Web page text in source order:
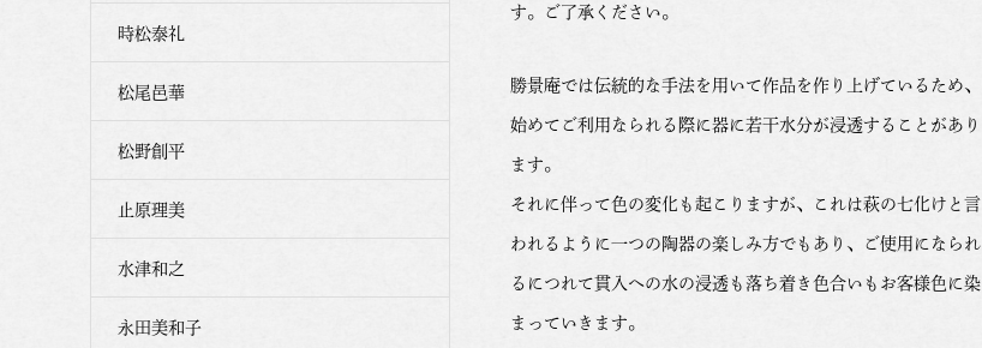
す。ご了承ください。
勝景庵では伝統的な手法を用いて作品を作り上げているため、
始めてご利用なられる際に器に若干水分が浸透することがあり
ます。
それに伴って色の変化も起こりますが、これは萩の七化けと言
われるように一つの陶器の楽しみ方でもあり、ご使用になられ
るにつれて貫入への水の浸透も落ち着き色合いもお客様色に染
まっていきます。
時松泰礼
松尾邑華
松野創平
止原理美
水津和之
永田美和子